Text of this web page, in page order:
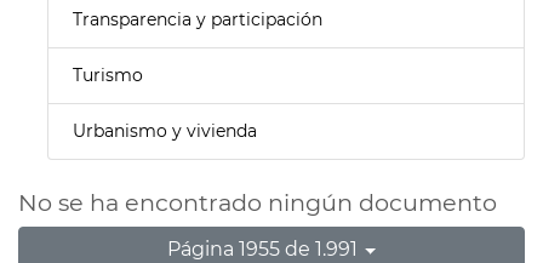
Transparencia y participación
Turismo
Urbanismo y vivienda
No se ha encontrado ningún documento
Página 1955 de 1.991